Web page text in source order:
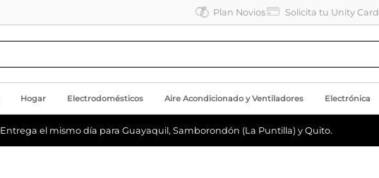
Plan Novios Solicita tu Unity Card
Hogar Electrodomésticos Aire Acondicionado y Ventiladores Electrónica
Entrega el mismo día para Guayaquil, Samborondón (La Puntilla) y Quito.